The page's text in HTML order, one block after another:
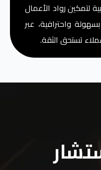
لتمكين رواد الأعمال
واحترافية، عبر
تستحق الثقة.